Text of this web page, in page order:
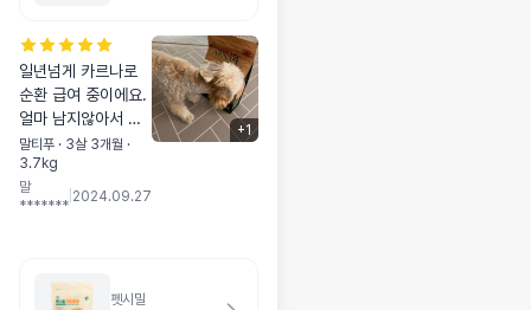
일년넘게 카르나로
순환 급여 중이에요.
얼마 남지않아서 불
안했는데 빠른 배송
해주셔서 너무 감사
드려요. 다른 사료 못
말티푸 · 3살 3개월 ·
3.7kg
말
*******
2024.09.27
+1
펫시밀